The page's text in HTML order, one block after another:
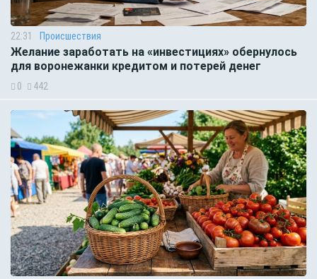
22:31 Происшествия
Желание заработать на «инвестициях» обернулось
для воронежанки кредитом и потерей денег
0 442